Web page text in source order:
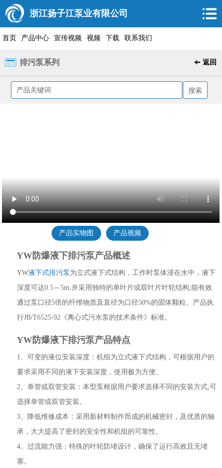
浙江扬子江泵业有限公司
首页 产品中心 宣传视频 视频 下载 联系我们
排污泵系列 返回
产品实物图 产品视频
YW防爆液下排污泵产品概述
YW液下式排污泵为立式液下式结构，工作时泵体浸在水中，液下
深度可达0.5～5m,并采用独特的单叶片或双叶片叶轮结构,能有效
通过泵口径5倍的纤维物质及直径为口径50%的固体颗粒。产品执
行JB/T6525-92《离心式污水泵的技术条件》标准。
YW防爆液下排污泵产品特点
1、可变的液位安装深度：机组为立式液下式结构，可根据用户的
要求采用不同的液下安装深度，使用极为方便。
2、单管或双管安装：本型泵根据用户要求选择不同的安装方式;可
选择单管或双管安装。
3、降低维修成本：采用新材料制作而成的机械密封，及优质的轴
承，大大提高了密封的安全性和机组的可靠性。
4、过流能力强：特殊的叶轮防堵设计，确保了运行高效且无堵
塞。